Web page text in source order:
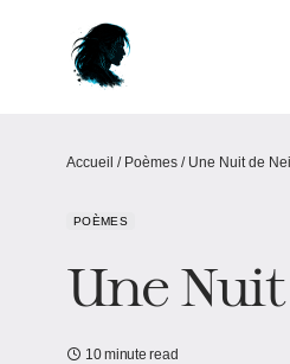
Accueil / Poèmes / Une Nuit de
POÈMES
Une
10 minute read